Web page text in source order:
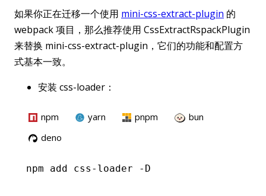
如果你正在迁移一个使用 mini-css-extract-plugin 的
webpack 项目，那么推荐使用 CssExtractRspackPlugin
来替换 mini-css-extract-plugin，它们的功能和配置方
式基本一致。
安装 css-loader：
npm yarn pnpm
bun
deno
npm add css-loader -D